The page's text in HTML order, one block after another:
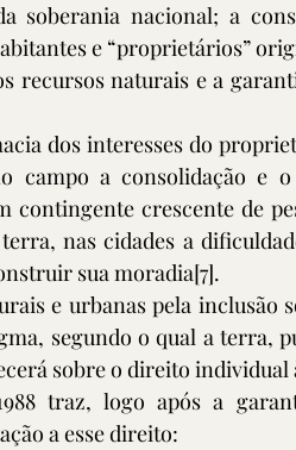
soberania nacional; a
e “proprietários”
recursos naturais e a
dos interesses do
campo a consolidação e
crescente de
nas cidades a
sua moradia[7].
e urbanas pela inclusão
segundo o qual a terra,
sobre o direito individual
traz, logo após a
a esse direito: